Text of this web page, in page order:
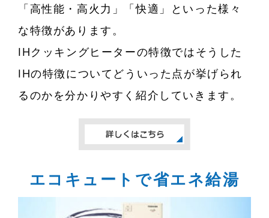
「高性能・高火力」「快適」といった様々
な特徴があります。
IHクッキングヒーターの特徴ではそうした
IHの特徴についてどういった点が挙げられ
るのかを分かりやすく紹介していきます。
エコキュートで省エネ給湯